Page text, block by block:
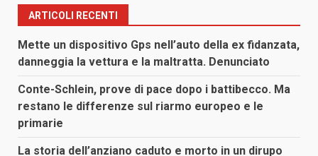
ARTICOLI RECENTI
Mette un dispositivo Gps nell’auto della ex fidanzata,
danneggia la vettura e la maltratta. Denunciato
Conte-Schlein, prove di pace dopo i battibecco. Ma
restano le differenze sul riarmo europeo e le
primarie
La storia dell’anziano caduto e morto in un dirupo